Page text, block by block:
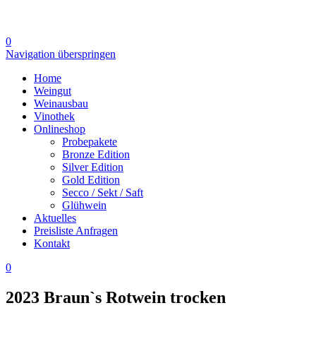
0
Navigation überspringen
Home
Weingut
Weinausbau
Vinothek
Onlineshop
Probepakete
Bronze Edition
Silver Edition
Gold Edition
Secco / Sekt / Saft
Glühwein
Aktuelles
Preisliste Anfragen
Kontakt
0
2023 Braun`s Rotwein trocken